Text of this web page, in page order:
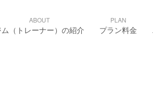
ABOUT
ム（トレーナー）の紹介
PLAN
プラン料金